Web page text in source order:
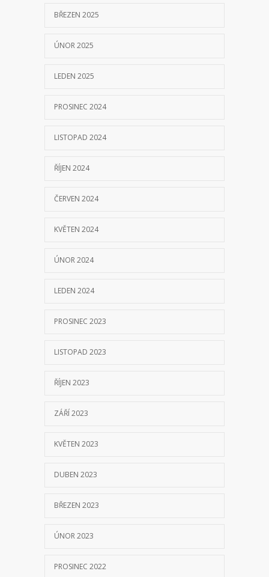
BŘEZEN 2025
ÚNOR 2025
LEDEN 2025
PROSINEC 2024
LISTOPAD 2024
ŘÍJEN 2024
ČERVEN 2024
KVĚTEN 2024
ÚNOR 2024
LEDEN 2024
PROSINEC 2023
LISTOPAD 2023
ŘÍJEN 2023
ZÁŘÍ 2023
KVĚTEN 2023
DUBEN 2023
BŘEZEN 2023
ÚNOR 2023
PROSINEC 2022